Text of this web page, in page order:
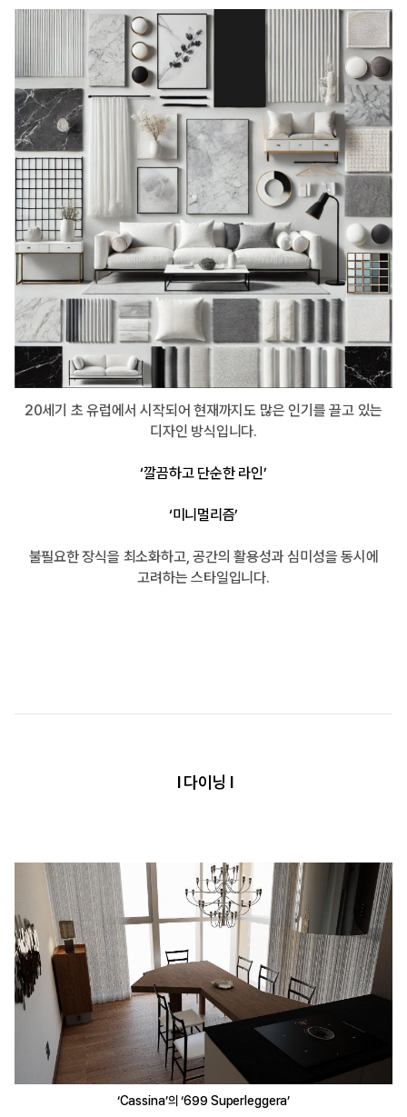
20세기 초 유럽에서 시작되어 현재까지도 많은 인기를 끌고 있는
디자인 방식입니다.
‘깔끔하고 단순한 라인’
‘미니멀리즘’
불필요한 장식을 최소화하고, 공간의 활용성과 심미성을 동시에
고려하는 스타일입니다.
l 다이닝 l
‘Cassina’의 ‘699 Superleggera’